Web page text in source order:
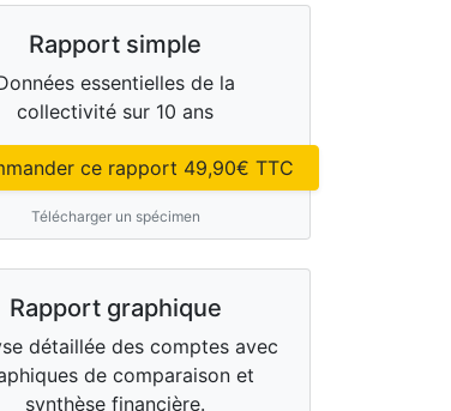
Rapport simple
essentielles de la
collectivité sur 10 ans
ce rapport 49,90€ TTC
Télécharger un spécimen
Rapport graphique
détaillée des comptes avec
de comparaison et
synthèse financière.